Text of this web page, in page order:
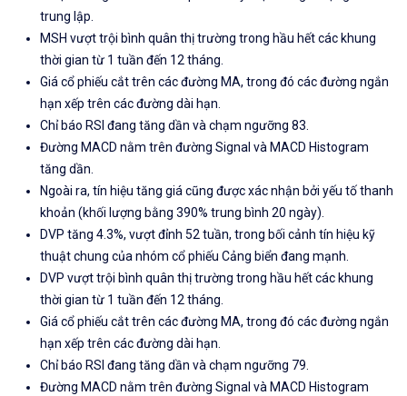
trung lập.
MSH vượt trội bình quân thị trường trong hầu hết các khung
thời gian từ 1 tuần đến 12 tháng.
Giá cổ phiếu cắt trên các đường MA, trong đó các đường ngắn
hạn xếp trên các đường dài hạn.
Chỉ báo RSI đang tăng dần và chạm ngưỡng 83.
Đường MACD nằm trên đường Signal và MACD Histogram
tăng dần.
Ngoài ra, tín hiệu tăng giá cũng được xác nhận bởi yếu tố thanh
khoản (khối lượng bằng 390% trung bình 20 ngày).
DVP tăng 4.3%, vượt đỉnh 52 tuần, trong bối cảnh tín hiệu kỹ
thuật chung của nhóm cổ phiếu Cảng biển đang mạnh.
DVP vượt trội bình quân thị trường trong hầu hết các khung
thời gian từ 1 tuần đến 12 tháng.
Giá cổ phiếu cắt trên các đường MA, trong đó các đường ngắn
hạn xếp trên các đường dài hạn.
Chỉ báo RSI đang tăng dần và chạm ngưỡng 79.
Đường MACD nằm trên đường Signal và MACD Histogram